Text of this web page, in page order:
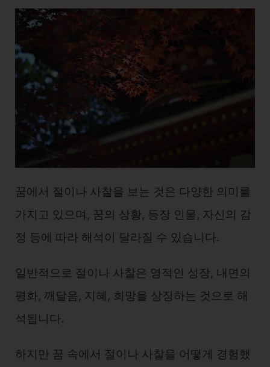
꿈에서 절이나 사찰을 보는 것은 다양한 의미를
가지고 있으며, 꿈의 상황, 등장 인물, 자신의 감
정 등에 따라 해석이 달라질 수 있습니다.
일반적으로 절이나 사찰은 영적인 성장, 내면의
평화, 깨달음, 지혜, 희망을 상징하는 것으로 해
석됩니다.
하지만 꿈 속에서 절이나 사찰을 어떻게 경험했